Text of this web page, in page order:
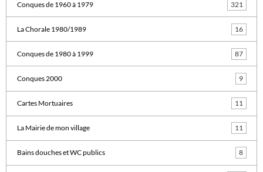
Conques de 1960 à 1979 321
La Chorale 1980/1989 16
Conques de 1980 à 1999 87
Conques 2000 9
Cartes Mortuaires 11
La Mairie de mon village 11
Bains douches et WC publics 8